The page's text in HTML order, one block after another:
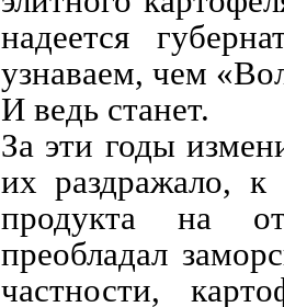
надеется
узнаваем, чем
И ведь станет.
За эти годы
их раздражало,
продукта на
преобладал
частности,